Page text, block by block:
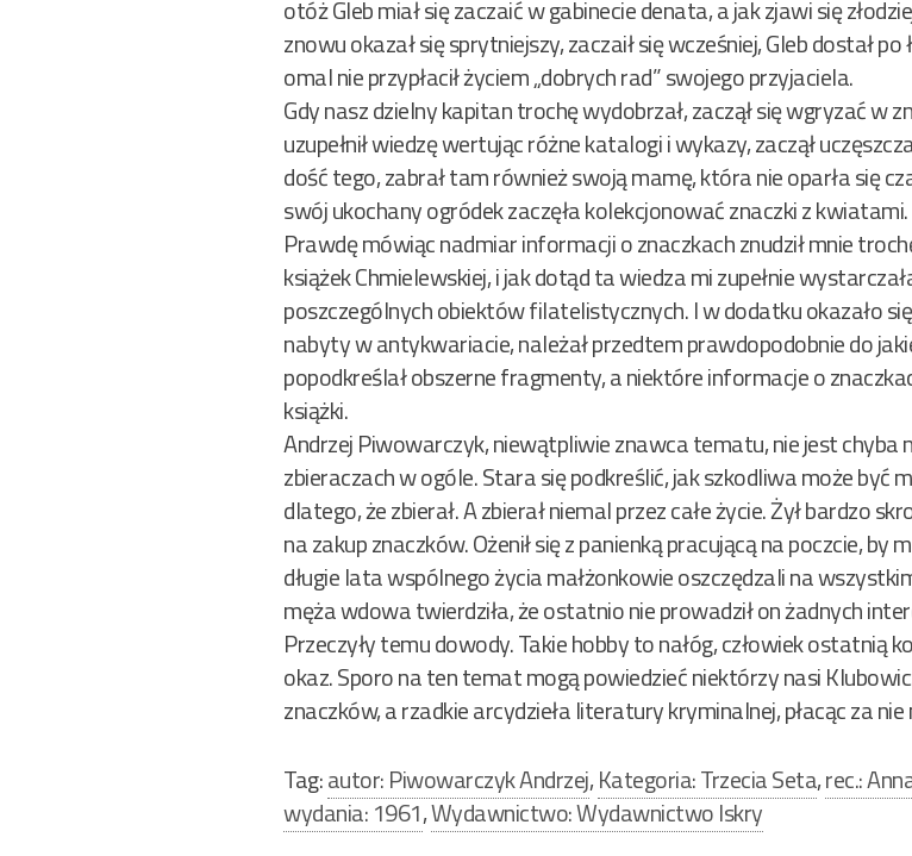
otóż Gleb miał się zaczaić w gabinecie denata, a jak zjawi się
znowu okazał się sprytniejszy, zaczaił się wcześniej, Gleb dostał
omal nie przypłacił życiem „dobrych rad” swojego przyjaciela.
Gdy nasz dzielny kapitan trochę wydobrzał, zaczął się wgryzać w
uzupełnił wiedzę wertując różne katalogi i wykazy, zaczął
dość tego, zabrał tam również swoją mamę, która nie oparła się
swój ukochany ogródek zaczęła kolekcjonować znaczki z kwiatami.
Prawdę mówiąc nadmiar informacji o znaczkach znudził mnie
książek Chmielewskiej, i jak dotąd ta wiedza mi zupełnie
poszczególnych obiektów filatelistycznych. I w dodatku okazało
nabyty w antykwariacie, należał przedtem prawdopodobnie do
popodkreślał obszerne fragmenty, a niektóre informacje o
książki.
Andrzej Piwowarczyk, niewątpliwie znawca tematu, nie jest chyba
zbieraczach w ogóle. Stara się podkreślić, jak szkodliwa może być
dlatego, że zbierał. A zbierał niemal przez całe życie. Żył bardzo
na zakup znaczków. Ożenił się z panienką pracującą na poczcie,
długie lata wspólnego życia małżonkowie oszczędzali na
męża wdowa twierdziła, że ostatnio nie prowadził on żadnych
Przeczyły temu dowody. Takie hobby to nałóg, człowiek ostatnią
okaz. Sporo na ten temat mogą powiedzieć niektórzy nasi
znaczków, a rzadkie arcydzieła literatury kryminalnej, płacąc za
Tag:autor: Piwowarczyk Andrzej,Kategoria: Trzecia Seta,rec.:
wydania: 1961,Wydawnictwo: Wydawnictwo Iskry